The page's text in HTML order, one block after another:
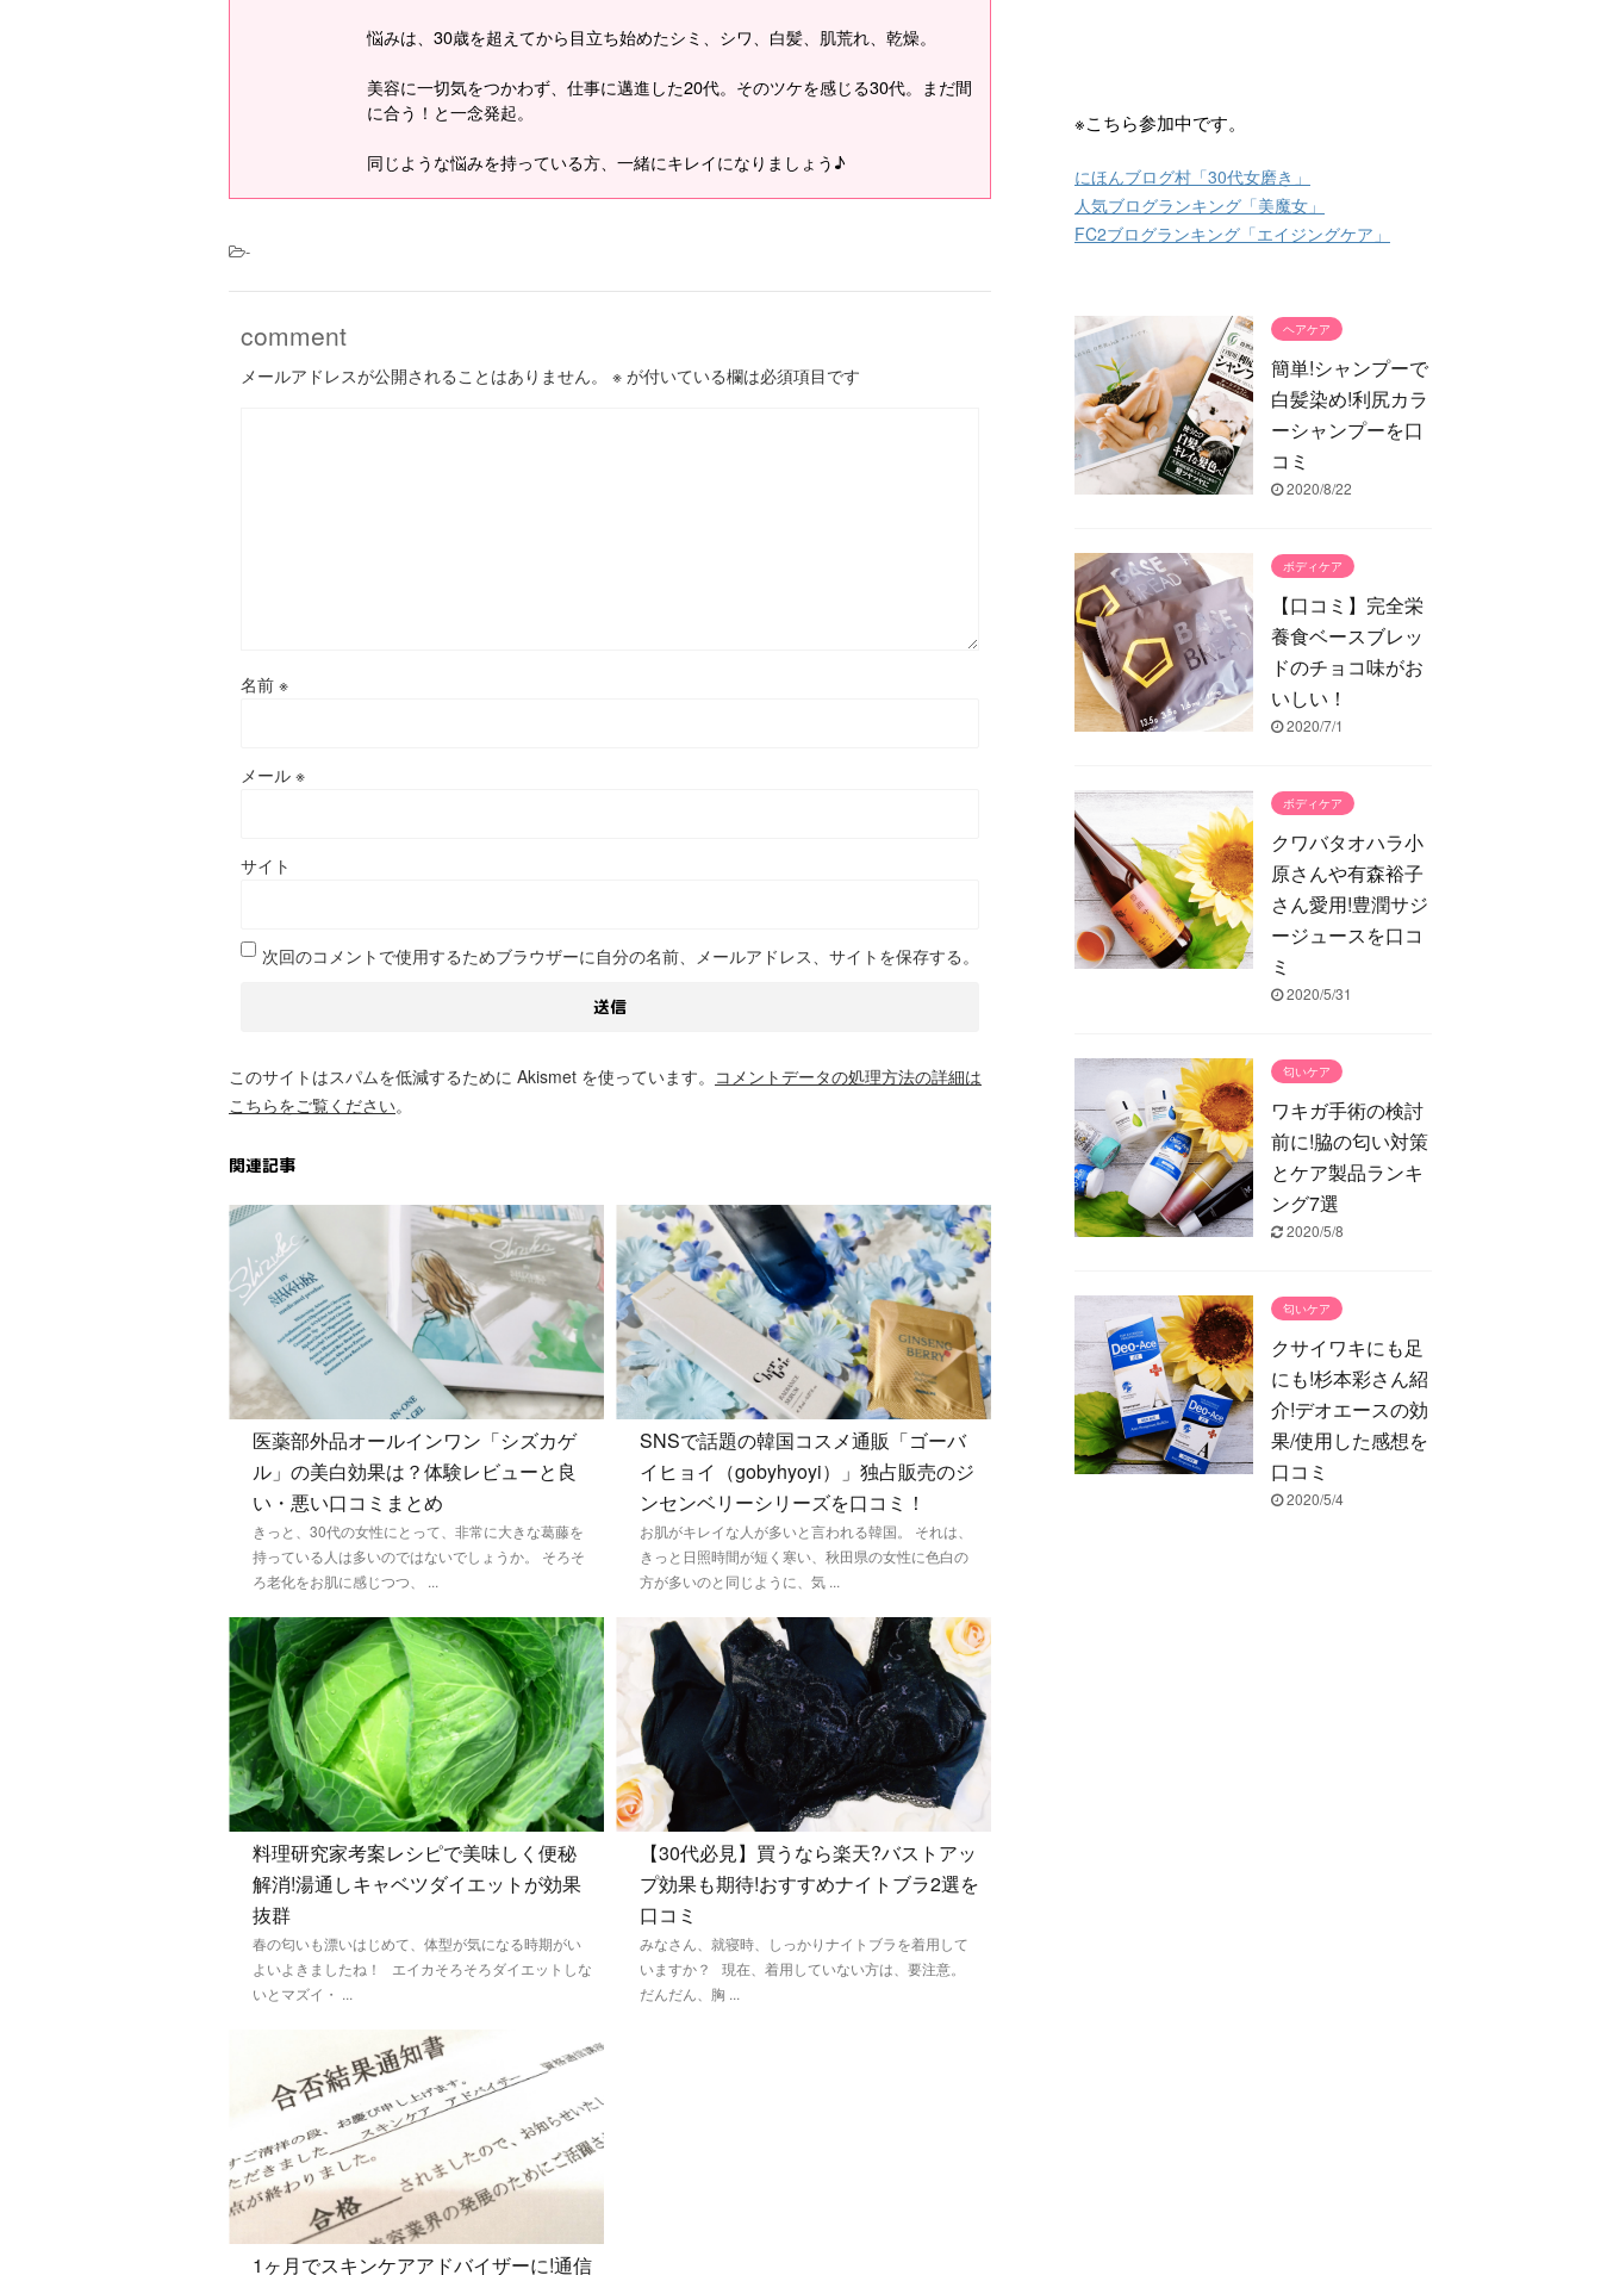
悩みは、30歳を超えてから目立ち始めたシミ、シワ、白髪、肌荒れ、乾燥。
美容に一切気をつかわず、仕事に邁進した20代。そのツケを感じる30代。まだ間
に合う！と一念発起。
同じような悩みを持っている方、一緒にキレイになりましょう♪
-
comment
メールアドレスが公開されることはありません。 ※ が付いている欄は必須項目です
名前 ※
メール ※
サイト
次回のコメントで使用するためブラウザーに自分の名前、メールアドレス、サイトを保存する。
このサイトはスパムを低減するために Akismet を使っています。 コメントデータの処理方法の詳細は
こちらをご覧ください。
関連記事
医薬部外品オールインワン「シズカゲ
ル」の美白効果は？体験レビューと良
い・悪い口コミまとめ
きっと、30代の女性にとって、非常に大きな葛藤を
持っている人は多いのではないでしょうか。 そろそ
ろ老化をお肌に感じつつ、 ...
SNSで話題の韓国コスメ通販「ゴーバ
イヒョイ（gobyhyoyi）」独占販売のジ
ンセンベリーシリーズを口コミ！
お肌がキレイな人が多いと言われる韓国。 それは、
きっと日照時間が短く寒い、秋田県の女性に色白の
方が多いのと同じように、気 ...
料理研究家考案レシピで美味しく便秘
解消!湯通しキャベツダイエットが効果
抜群
春の匂いも漂いはじめて、体型が気になる時期がい
よいよきましたね！ エイカそろそろダイエットしな
いとマズイ・ ...
【30代必見】買うなら楽天?バストアッ
プ効果も期待!おすすめナイトブラ2選を
口コミ
みなさん、就寝時、しっかりナイトブラを着用して
いますか？ 現在、着用していない方は、要注意。
だんだん、胸 ...
1ヶ月でスキンケアアドバイザーに!通信
※こちら参加中です。
にほんブログ村「30代女磨き」
人気ブログランキング「美魔女」
FC2ブログランキング「エイジングケア」
ヘアケア
簡単!シャンプーで
白髪染め!利尻カラ
ーシャンプーを口
コミ
2020/8/22
ボディケア
【口コミ】完全栄
養食ベースブレッ
ドのチョコ味がお
いしい！
2020/7/1
ボディケア
クワバタオハラ小
原さんや有森裕子
さん愛用!豊潤サジ
ージュースを口コ
ミ
2020/5/31
匂いケア
ワキガ手術の検討
前に!脇の匂い対策
とケア製品ランキ
ング7選
2020/5/8
匂いケア
クサイワキにも足
にも!杉本彩さん紹
介!デオエースの効
果/使用した感想を
口コミ
2020/5/4